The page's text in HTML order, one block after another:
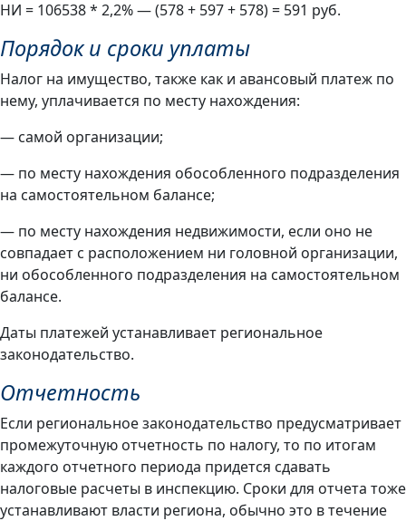
НИ = 106538 * 2,2% — (578 + 597 + 578) = 591 руб.
Порядок и сроки уплаты
Налог на имущество, также как и авансовый платеж по
нему, уплачивается по месту нахождения:
— самой организации;
— по месту нахождения обособленного подразделения
на самостоятельном балансе;
— по месту нахождения недвижимости, если оно не
совпадает с расположением ни головной организации,
ни обособленного подразделения на самостоятельном
балансе.
Даты платежей устанавливает региональное
законодательство.
Отчетность
Если региональное законодательство предусматривает
промежуточную отчетность по налогу, то по итогам
каждого отчетного периода придется сдавать
налоговые расчеты в инспекцию. Сроки для отчета тоже
устанавливают власти региона, обычно это в течение